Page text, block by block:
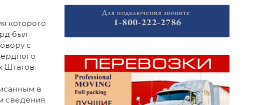
которого
был
с
Штатов.
в
сведения